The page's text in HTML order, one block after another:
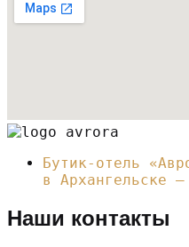
Бутик-отель
в Архангельске
Наши контакты